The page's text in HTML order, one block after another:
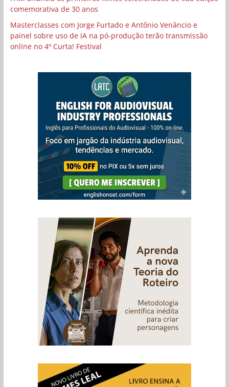
comemorativa de 30 anos
Masterclasses com Jorge Furtado e Antônio Venâncio e
painel sobre uso de IA na pó-produção terão transmissão
online no 4º Curta! Festival